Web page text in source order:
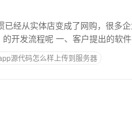
经从实体店变成了网购，很多
开发，定制的企业购买了他们的电商软件app那么，电商软件开发？的开发流程呢 一、客户
源代码怎么样上传到服务器